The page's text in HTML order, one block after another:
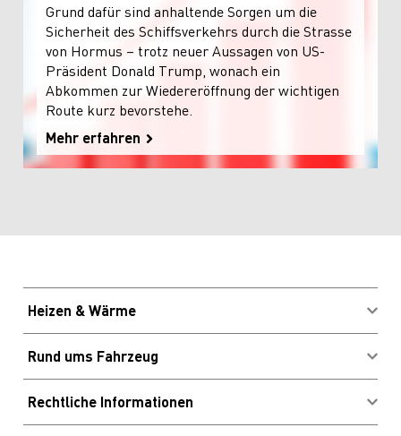
Grund dafür sind anhaltende Sorgen um die
Sicherheit des Schiffsverkehrs durch die Strasse
von Hormus – trotz neuer Aussagen von US-
Präsident Donald Trump, wonach ein
Abkommen zur Wiedereröffnung der wichtigen
Route kurz bevorstehe.
Mehr erfahren
Heizen & Wärme
Energieberatung
Rund ums Fahrzeug
Standorte & Öffnungszeiten
Rechtliche Informationen